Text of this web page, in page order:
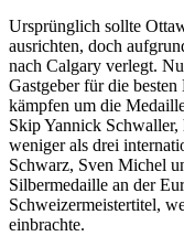
Ursprünglich sollte
ausrichten, doch
nach Calgary verlegt.
Gastgeber für die
kämpfen um die
Skip Yannick Schwaller,
weniger als drei
Schwarz, Sven Michel
Silbermedaille an der
Schweizermeistertitel,
einbrachte.